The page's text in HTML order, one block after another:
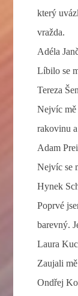
který
Adéla
Líbilo se
Tereza
Nejvíc mě
rakovinu
Adam
Nejvíc se
Hynek
Poprvé
barevný.
Laura
Zaujali
Ondřej